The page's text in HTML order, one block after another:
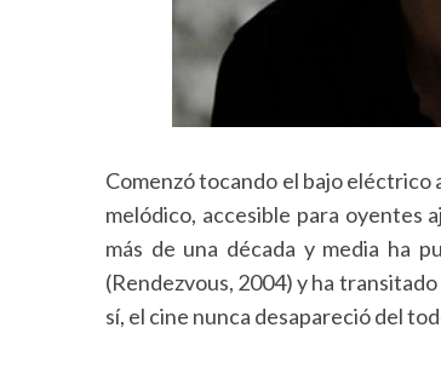
Comenzó tocando el bajo
melódico, accesible para oyentes
más de una década y media ha
(Rendezvous, 2004) y ha
sí, el cine nunca desapareció del